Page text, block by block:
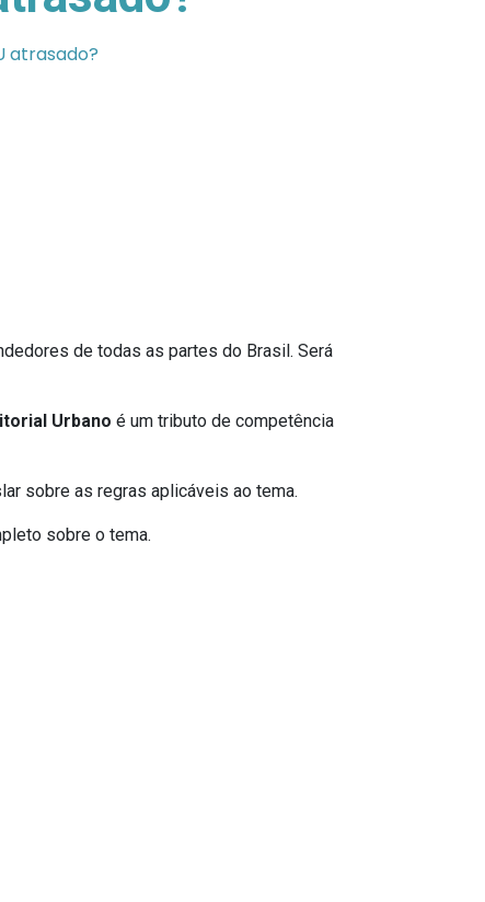
atrasado?
de todas as partes do Brasil. Será
Urbano é um tributo de competência
sobre as regras aplicáveis ao tema.
sobre o tema.